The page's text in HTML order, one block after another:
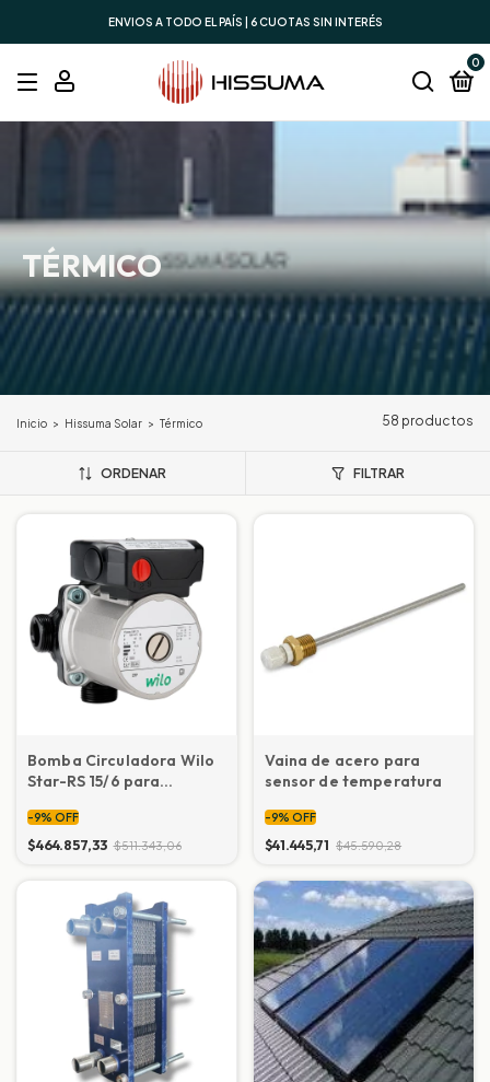
ENVIOS A TODO EL PAÍS | 6 CUOTAS SIN INTERÉS
0
TÉRMICO
Inicio > Hissuma Solar > Térmico 58 productos
ORDENAR FILTRAR
Bomba Circuladora Wilo
Star-RS 15/6 para
-9% OFF
$464.857,33 $511.343,06
Vaina de acero para
sensor de temperatura
-9% OFF
$41.445,71 $45.590,28